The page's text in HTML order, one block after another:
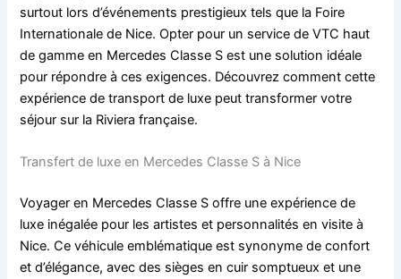
surtout lors d’événements prestigieux tels que la Foire
Internationale de Nice. Opter pour un service de VTC haut
de gamme en Mercedes Classe S est une solution idéale
pour répondre à ces exigences. Découvrez comment cette
expérience de transport de luxe peut transformer votre
séjour sur la Riviera française.
Transfert de luxe en Mercedes Classe S à Nice
Voyager en Mercedes Classe S offre une expérience de
luxe inégalée pour les artistes et personnalités en visite à
Nice. Ce véhicule emblématique est synonyme de confort
et d’élégance, avec des sièges en cuir somptueux et une